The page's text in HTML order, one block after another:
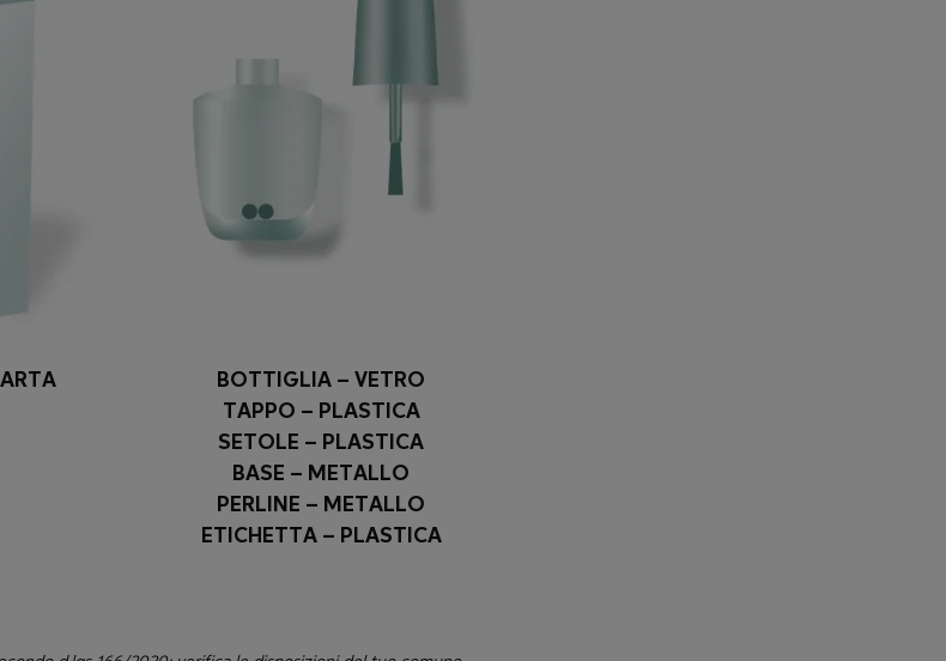
BOTTIGLIA – VETRO
TAPPO – PLASTICA
SETOLE – PLASTICA
BASE – METALLO
PERLINE – METALLO
ETICHETTA – PLASTICA